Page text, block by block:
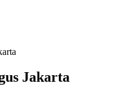
Jakarta